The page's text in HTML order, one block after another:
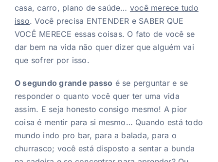
casa, carro, plano de saúde… você merece tudo
isso. Você precisa ENTENDER e SABER QUE
VOCÊ MERECE essas coisas. O fato de você se
dar bem na vida não quer dizer que alguém vai
que sofrer por isso.
O segundo grande passo é se perguntar e se
responder o quanto você quer ter uma vida
assim. E seja honesto consigo mesmo! A pior
coisa é mentir para si mesmo… Quando está todo
mundo indo pro bar, para a balada, para o
churrasco; você está disposto a sentar a bunda